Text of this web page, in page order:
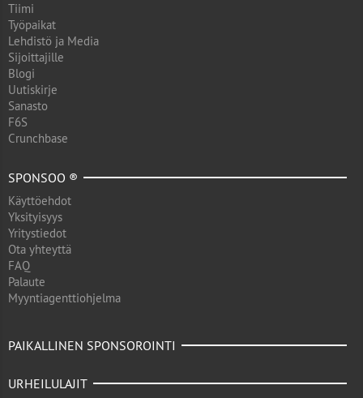
Tiimi
Työpaikat
Lehdistö ja Media
Sijoittajille
Blogi
Uutiskirje
Sanasto
F6S
Crunchbase
SPONSOO ®
Käyttöehdot
Yksityisyys
Yritystiedot
Ota yhteyttä
FAQ
Palaute
Myyntiagenttiohjelma
PAIKALLINEN SPONSOROINTI
URHEILULAJIT